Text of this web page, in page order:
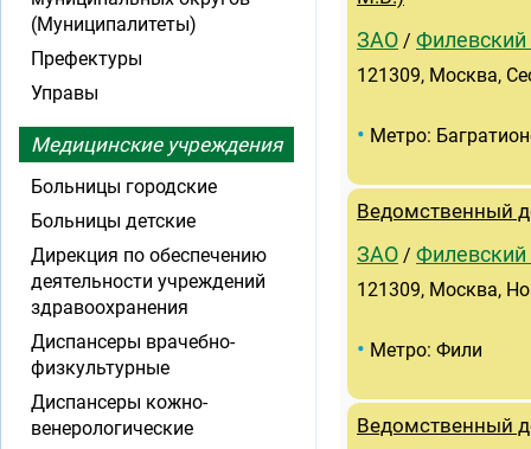
ЗАО /
121309, Москва,
• Метро:
Ведомственный
ЗАО /
121309, Москва,
• Метро: Фили
Ведомственный
(Муниципалитеты)
Префектуры
Управы
Медицинские учреждения
Больницы городские
Больницы детские
Дирекция по обеспечению
деятельности учреждений
здравоохранения
Диспансеры врачебно-
физкультурные
Диспансеры кожно-
венерологические